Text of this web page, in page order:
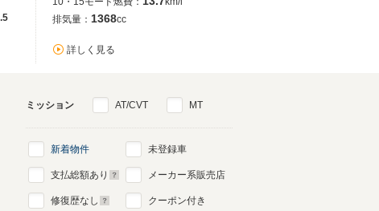
排気量： 1368cc
詳しく見る
ミッション AT/CVT MT
新着物件
支払総額あり
修復歴なし
未登録車
メーカー系販売店
クーポン付き